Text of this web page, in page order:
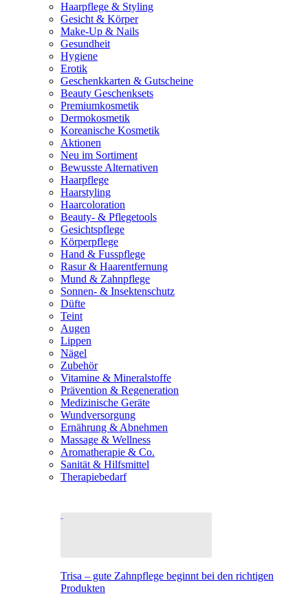
Haarpflege & Styling
Gesicht & Körper
Make-Up & Nails
Gesundheit
Hygiene
Erotik
Geschenkkarten & Gutscheine
Beauty Geschenksets
Premiumkosmetik
Dermokosmetik
Koreanische Kosmetik
Aktionen
Neu im Sortiment
Bewusste Alternativen
Haarpflege
Haarstyling
Haarcoloration
Beauty- & Pflegetools
Gesichtspflege
Körperpflege
Hand & Fusspflege
Rasur & Haarentfernung
Mund & Zahnpflege
Sonnen- & Insektenschutz
Düfte
Teint
Augen
Lippen
Nägel
Zubehör
Vitamine & Mineralstoffe
Prävention & Regeneration
Medizinische Geräte
Wundversorgung
Ernährung & Abnehmen
Massage & Wellness
Aromatherapie & Co.
Sanität & Hilfsmittel
Therapiebedarf
Trisa – gute Zahnpflege beginnt bei den richtigen
Produkten